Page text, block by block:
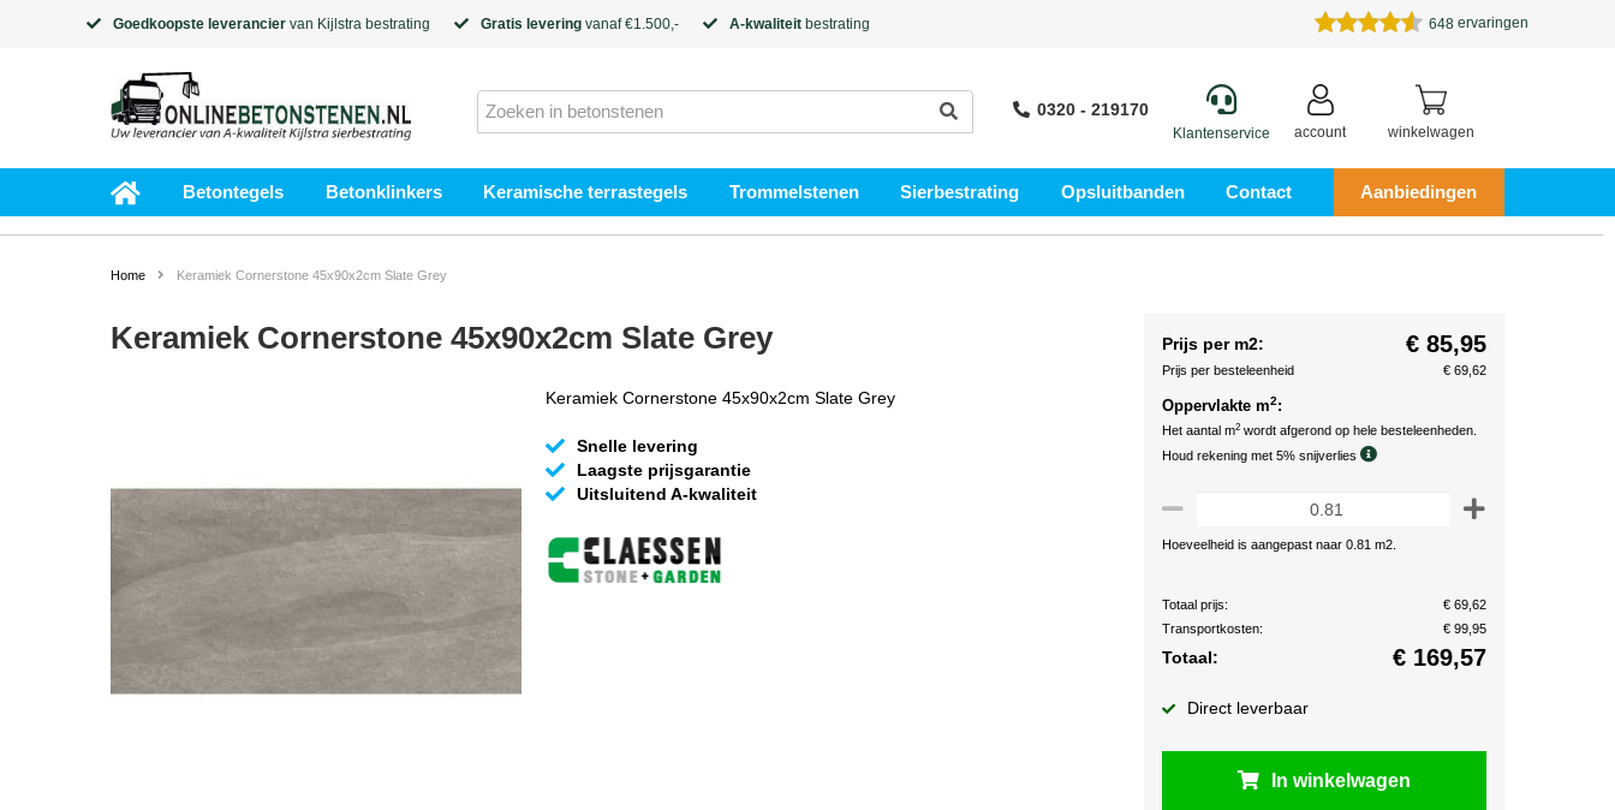
Goedkoopste leverancier van Kijlstra bestrating Gratis levering vanaf €1.500,- A-kwaliteit bestrating 648 ervaringen
0320 - 219170
Klantenservice account winkelwagen
Betontegels Betonklinkers Keramische terrastegels Trommelstenen Sierbestrating Opsluitbanden Contact Aanbiedingen
Home Keramiek Cornerstone 45x90x2cm Slate Grey
Keramiek Cornerstone 45x90x2cm Slate Grey
Keramiek Cornerstone 45x90x2cm Slate Grey
Snelle levering
Laagste prijsgarantie
Uitsluitend A-kwaliteit
Prijs per m2: € 85,95
Prijs per besteleenheid € 69,62
Oppervlakte m2:
Het aantal m2 wordt afgerond op hele besteleenheden.
Houd rekening met 5% snijverlies
Hoeveelheid is aangepast naar 0.81 m2.
Totaal prijs:
€ 69,62
Transportkosten:
€ 99,95
Totaal: € 169,57
Direct leverbaar
In winkelwagen